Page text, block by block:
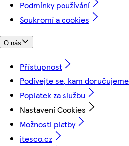
Podmínky používání
Soukromí a cookies
O nás
Přístupnost
Podívejte se, kam doručujeme
Poplatek za službu
Nastavení Cookies
Možnosti platby
itesco.cz